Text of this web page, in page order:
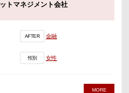
トマネジメント会社
AFTER 金融
性別 女性
MORE